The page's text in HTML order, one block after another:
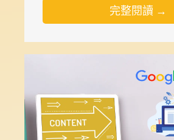
完整閱讀 →